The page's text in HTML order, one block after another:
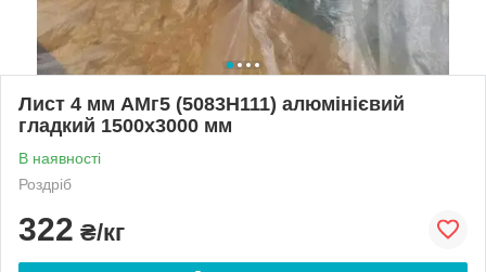
Лист 4 мм АМг5 (5083Н111) алюмінієвий
гладкий 1500х3000 мм
В наявності
Роздріб
322 ₴/кг